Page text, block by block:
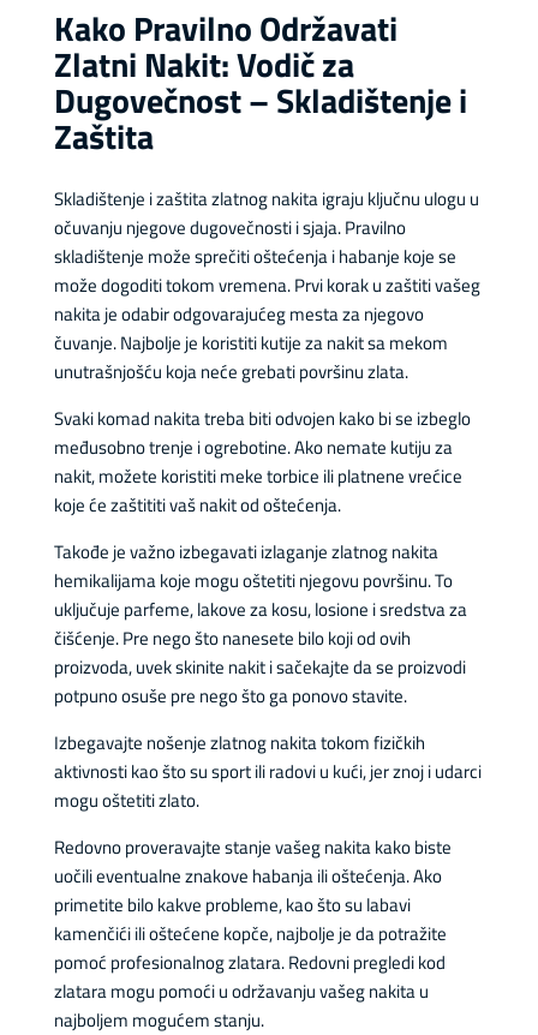
Kako Pravilno Održavati
Zlatni Nakit: Vodič za
Dugovečnost – Skladištenje i
Zaštita
Skladištenje i zaštita zlatnog nakita igraju ključnu ulogu u
očuvanju njegove dugovečnosti i sjaja. Pravilno
skladištenje može sprečiti oštećenja i habanje koje se
može dogoditi tokom vremena. Prvi korak u zaštiti vašeg
nakita je odabir odgovarajućeg mesta za njegovo
čuvanje. Najbolje je koristiti kutije za nakit sa mekom
unutrašnjošću koja neće grebati površinu zlata.
Svaki komad nakita treba biti odvojen kako bi se izbeglo
međusobno trenje i ogrebotine. Ako nemate kutiju za
nakit, možete koristiti meke torbice ili platnene vrećice
koje će zaštititi vaš nakit od oštećenja.
Takođe je važno izbegavati izlaganje zlatnog nakita
hemikalijama koje mogu oštetiti njegovu površinu. To
uključuje parfeme, lakove za kosu, losione i sredstva za
čišćenje. Pre nego što nanesete bilo koji od ovih
proizvoda, uvek skinite nakit i sačekajte da se proizvodi
potpuno osuše pre nego što ga ponovo stavite.
Izbegavajte nošenje zlatnog nakita tokom fizičkih
aktivnosti kao što su sport ili radovi u kući, jer znoj i udarci
mogu oštetiti zlato.
Redovno proveravajte stanje vašeg nakita kako biste
uočili eventualne znakove habanja ili oštećenja. Ako
primetite bilo kakve probleme, kao što su labavi
kamenčići ili oštećene kopče, najbolje je da potražite
pomoć profesionalnog zlatara. Redovni pregledi kod
zlatara mogu pomoći u održavanju vašeg nakita u
najboljem mogućem stanju.